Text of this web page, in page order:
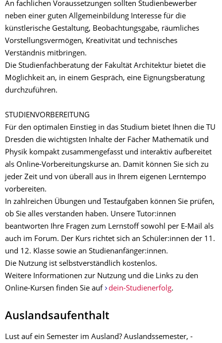
An fachlichen Voraussetzungen sollten Studienbewerber
neben einer guten Allgemeinbildung Interesse für die
künstlerische Gestaltung, Beobachtungsgabe, räumliches
Vorstellungsvermögen, Kreativität und technisches
Verständnis mitbringen.
Die Studienfachberatung der Fakultät Architektur bietet die
Möglichkeit an, in einem Gespräch, eine Eignungsberatung
durchzuführen.
STUDIENVORBEREITUNG
Für den optimalen Einstieg in das Studium bietet Ihnen die TU
Dresden die wichtigsten Inhalte der Fächer Mathematik und
Physik kompakt zusammengefasst und interaktiv aufbereitet
als Online-Vorbereitungskurse an. Damit können Sie sich zu
jeder Zeit und von überall aus in Ihrem eigenen Lerntempo
vorbereiten.
In zahlreichen Übungen und Testaufgaben können Sie prüfen,
ob Sie alles verstanden haben. Unsere Tutor:innen
beantworten Ihre Fragen zum Lernstoff sowohl per E-Mail als
auch im Forum. Der Kurs richtet sich an Schüler:innen der 11.
und 12. Klasse sowie an Studienanfänger:innen.
Die Nutzung ist selbstverständlich kostenlos.
Weitere Informationen zur Nutzung und die Links zu den
Online-Kursen finden Sie auf
dein-Studienerfolg.
Auslandsaufenthalt
Lust auf ein Semester im Ausland? Auslandssemester, -